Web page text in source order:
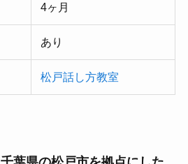
4ヶ月
あり
松戸話し方教室